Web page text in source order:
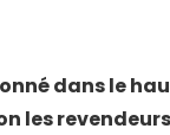
dans le
les